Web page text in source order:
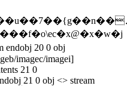
20 0 obj
imagec/imagei]
21 0
21 0 obj <> stream